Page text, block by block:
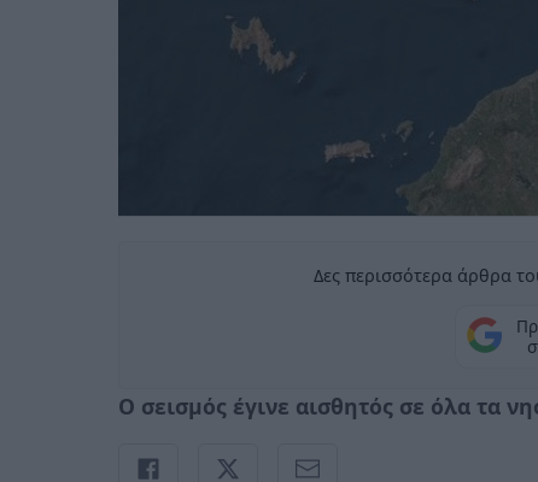
Δες περισσότερα άρθρα
Ο σεισμός έγινε αισθητός σε όλα τα